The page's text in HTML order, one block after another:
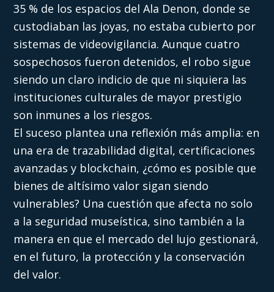
35 % de los espacios del Ala Denon, donde se
custodiaban las joyas, no estaba cubierto por
sistemas de videovigilancia. Aunque cuatro
sospechosos fueron detenidos, el robo sigue
siendo un claro indicio de que ni siquiera las
instituciones culturales de mayor prestigio
son inmunes a los riesgos.
El suceso plantea una reflexión más amplia: en
una era de trazabilidad digital, certificaciones
avanzadas y blockchain, ¿cómo es posible que
bienes de altísimo valor sigan siendo
vulnerables? Una cuestión que afecta no solo
a la seguridad museística, sino también a la
manera en que el mercado del lujo gestionará,
en el futuro, la protección y la conservación
del valor.